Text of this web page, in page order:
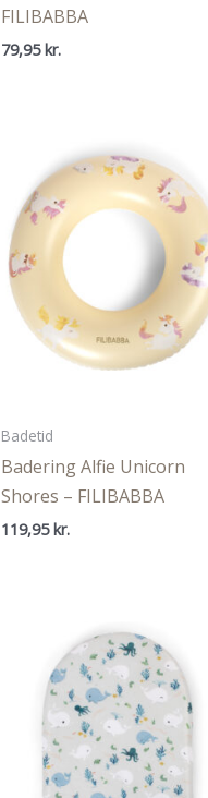
FILIBABBA
79,95kr.
Badetid
Badering Alfie Unicorn
Shores – FILIBABBA
119,95kr.